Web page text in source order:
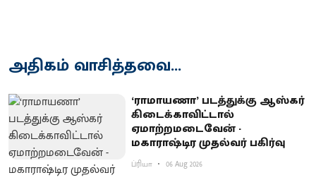
அதிகம் வாசித்தவை...
‘ராமாயணா’ படத்துக்கு ஆஸ்கர்
கிடைக்காவிட்டால்
ஏமாற்றமடைவேன் -
மகாராஷ்டிர முதல்வர் பகிர்வு
ப்ரியா 06 Aug 2026